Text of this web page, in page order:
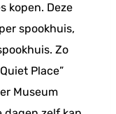
kopen. Deze
spookhuis,
Zo
Place”
Museum